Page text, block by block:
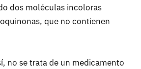
dos moléculas incoloras
que no contienen
no se trata de un medicamento